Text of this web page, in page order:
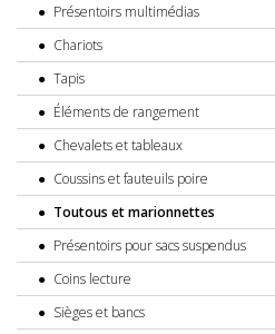
Présentoirs multimédias
Chariots
Tapis
Éléments de rangement
Chevalets et tableaux
Coussins et fauteuils poire
Toutous et marionnettes
Présentoirs pour sacs suspendus
Coins lecture
Sièges et bancs